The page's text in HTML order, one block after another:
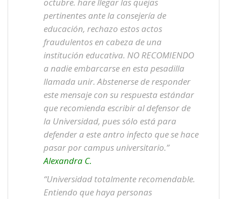
pertinentes ante la consejería de
educación, rechazo estos actos
fraudulentos en cabeza de una
institución educativa. NO RECOMIENDO
a nadie embarcarse en esta pesadilla
llamada unir. Abstenerse de responder
este mensaje con su respuesta estándar
que recomienda escribir al defensor de
la Universidad, pues sólo está para
defender a este antro infecto que se hace
pasar por campus universitario.”
Alexandra C.
“Universidad totalmente recomendable.
Entiendo que haya personas